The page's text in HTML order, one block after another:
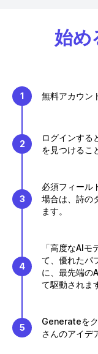
始め
1 無料アカウン
2
ログインする
を見つけるこ
3
必須フィール
場合は、詩の
ます。
4
「高度なAI
て、優れたパ
に、最先端の
て駆動されま
5
Generateを
さんのアイデ